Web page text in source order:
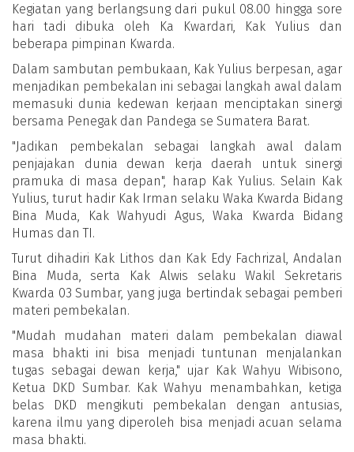
Kegiatan yang berlangsung dari pukul 08.00 hingga sore
hari tadi dibuka oleh Ka Kwardari, Kak Yulius dan
beberapa pimpinan Kwarda.
Dalam sambutan pembukaan, Kak Yulius berpesan, agar
menjadikan pembekalan ini sebagai langkah awal dalam
memasuki dunia kedewan kerjaan menciptakan sinergi
bersama Penegak dan Pandega se Sumatera Barat.
"Jadikan pembekalan sebagai langkah awal dalam
penjajakan dunia dewan kerja daerah untuk sinergi
pramuka di masa depan", harap Kak Yulius. Selain Kak
Yulius, turut hadir Kak Irman selaku Waka Kwarda Bidang
Bina Muda, Kak Wahyudi Agus, Waka Kwarda Bidang
Humas dan TI.
Turut dihadiri Kak Lithos dan Kak Edy Fachrizal, Andalan
Bina Muda, serta Kak Alwis selaku Wakil Sekretaris
Kwarda 03 Sumbar, yang juga bertindak sebagai pemberi
materi pembekalan.
"Mudah mudahan materi dalam pembekalan diawal
masa bhakti ini bisa menjadi tuntunan menjalankan
tugas sebagai dewan kerja," ujar Kak Wahyu Wibisono,
Ketua DKD Sumbar. Kak Wahyu menambahkan, ketiga
belas DKD mengikuti pembekalan dengan antusias,
karena ilmu yang diperoleh bisa menjadi acuan selama
masa bhakti.